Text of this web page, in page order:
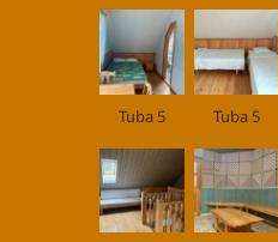
Tuba 5 Tuba 5